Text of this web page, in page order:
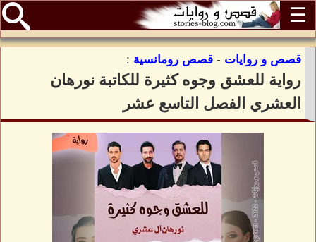
☰
قصص و روايات - قصص رومانسية :
رواية للعشق وجوه كثيرة للكاتبة نورهان
العشري الفصل التاسع عشر